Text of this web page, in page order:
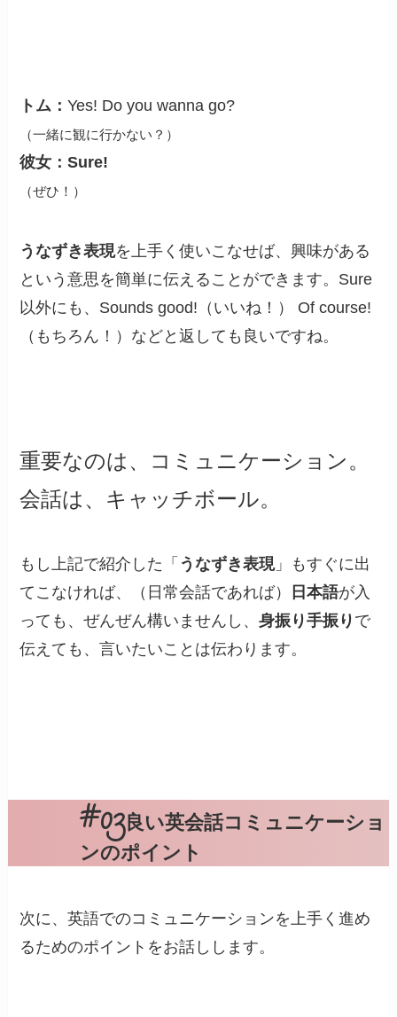
トム：Yes! Do you wanna go?
（一緒に観に行かない？）
彼女：Sure!
（ぜひ！）
うなずき表現を上手く使いこなせば、興味がある
という意思を簡単に伝えることができます。Sure
以外にも、Sounds good!（いいね！） Of course!
（もちろん！）などと返しても良いですね。
重要なのは、コミュニケーション。
会話は、キャッチボール。
もし上記で紹介した「 うなずき表現」もすぐに出
てこなければ、（日常会話であれば）
日本語が入
っても、ぜんぜん構いませんし、身振り手振り で
伝えても、言いたいことは伝わります。
良い英会話コミュニケーショ
ンのポイント
次に、英語でのコミュニケーションを上手く進め
るためのポイントをお話しします。